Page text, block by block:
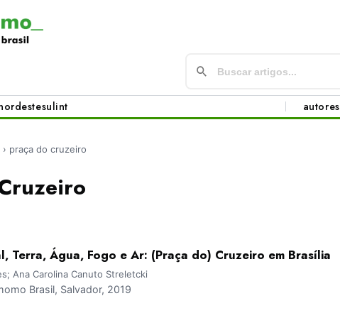
sulint autores
› praça do cruzeiro
Terra, Água, Fogo e Ar: (Praça do) Cruzeiro em Brasília
Ana Carolina Canuto Streletcki
Brasil, Salvador, 2019